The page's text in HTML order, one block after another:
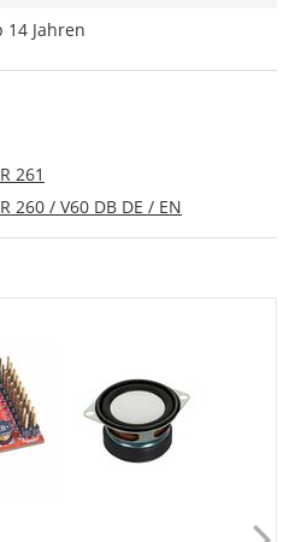
14 Jahren
261
260 / V60 DB DE / EN